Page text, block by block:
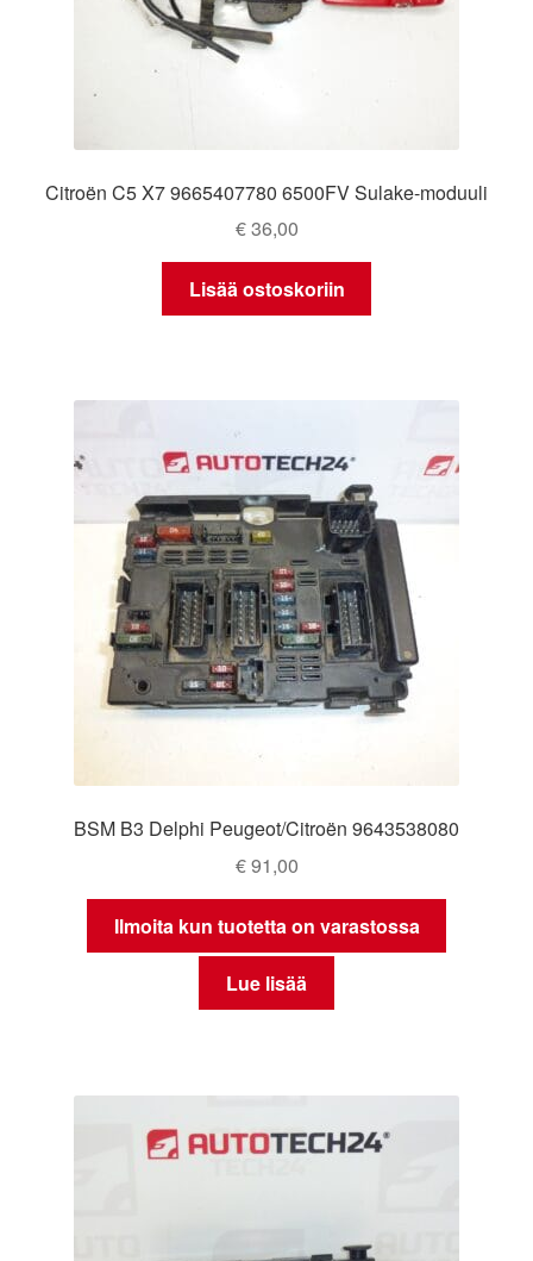
Citroën C5 X7 9665407780 6500FV Sulake-moduuli
€36,00
Lisää ostoskoriin
BSM B3 Delphi Peugeot/Citroën 9643538080
€91,00
Ilmoita kun tuotetta on varastossa
Lue lisää